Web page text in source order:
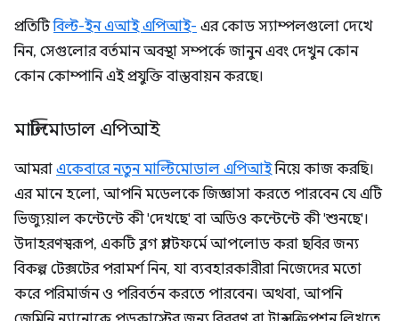
প্রতিটিবিল্ট-ইন এআই এপিআই- এর কোড স্যাম্পলগুলো দেখে
নিন, সেগুলোর বর্তমান অবস্থা সম্পর্কে জানুন এবং দেখুন কোন
কোন কোম্পানি এই প্রযুক্তি বাস্তবায়ন করছে।
মাল্টিমোডাল এপিআই
আমরা একেবারে নতুন মাল্টিমোডাল এপিআইনিয়ে কাজ করছি।
এর মানে হলো, আপনি মডেলকে জিজ্ঞাসা করতে পারবেন যে এটি
ভিজ্যুয়াল কন্টেন্টে কী 'দেখছে' বা অডিও কন্টেন্টে কী 'শুনছে'।
উদাহরণস্বরূপ, একটি ব্লগ প্ল্যাটফর্মে আপলোড করা ছবির জন্য
বিকল্প টেক্সটের পরামর্শ নিন, যা ব্যবহারকারীরা নিজেদের মতো
করে পরিমার্জন ও পরিবর্তন করতে পারবেন। অথবা, আপনি